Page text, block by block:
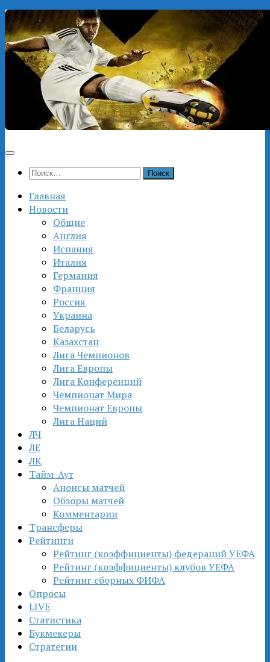
Перейти
к
содержимому
Найти:
Главная
Новости
Общие
Англия
Испания
Италия
Германия
Франция
Россия
Украина
Беларусь
Казахстан
Лига Чемпионов
Лига Европы
Лига Конференций
Чемпионат Мира
Чемпионат Европы
Лига Наций
ЛЧ
ЛЕ
ЛК
Тайм-Аут
Анонсы матчей
Обзоры матчей
Комментарии
Трансферы
Рейтинги
Рейтинг (коэффициенты) федераций УЕФА
Рейтинг (коэффициенты) клубов УЕФА
Рейтинг сборных ФИФА
Опросы
LIVE
Статистика
Букмекеры
Стратегии